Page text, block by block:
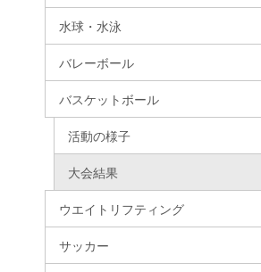
水球・水泳
バレーボール
バスケットボール
活動の様子
大会結果
ウエイトリフティング
サッカー